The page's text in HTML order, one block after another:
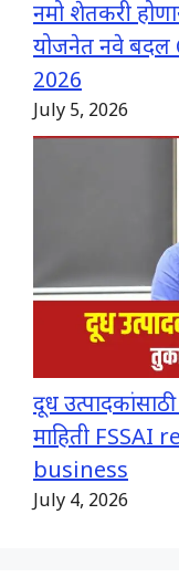
नमो शेतकरी
योजनेत नवे
2026
July 5, 2026
दूध
माहिती
business
July 4, 2026